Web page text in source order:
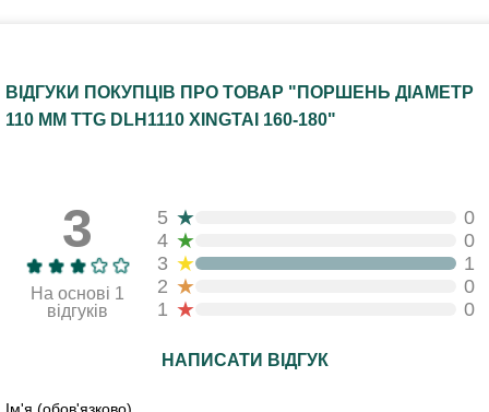
ВІДГУКИ ПОКУПЦІВ ПРО ТОВАР "ПОРШЕНЬ ДІАМЕТР
110 ММ TTG DLH1110 XINGTAI 160-180"
3
На основі 1
відгуків
5 ★
0
4 ★
0
3 ★
1
2 ★
0
1 ★ 0
НАПИСАТИ ВІДГУК
Ім'я (обов'язково)